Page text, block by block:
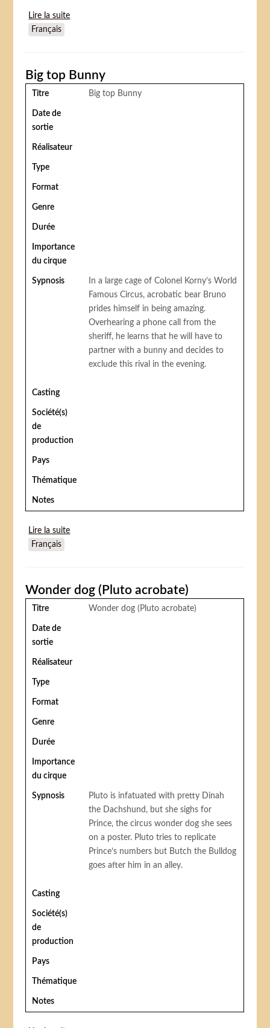
Lire la suite
Français
Big top Bunny
Titre Big top Bunny
Date de
sortie
Réalisateur
Type
Format
Genre
Durée
Importance
du cirque
Sypnosis
In a large cage of Colonel Korny’s World
Famous Circus, acrobatic bear Bruno
prides himself in being amazing.
Overhearing a phone call from the
sheriff, he learns that he will have to
partner with a bunny and decides to
exclude this rival in the evening.
Casting
Société(s)
de
production
Pays
Thématique
Notes
Lire la suite
Français
Wonder dog (Pluto acrobate)
Titre Wonder dog (Pluto acrobate)
Date de
sortie
Réalisateur
Type
Format
Genre
Durée
Importance
du cirque
Sypnosis
Pluto is infatuated with pretty Dinah
the Dachshund, but she sighs for
Prince, the circus wonder dog she sees
on a poster. Pluto tries to replicate
Prince’s numbers but Butch the Bulldog
goes after him in an alley.
Casting
Société(s)
de
production
Pays
Thématique
Notes